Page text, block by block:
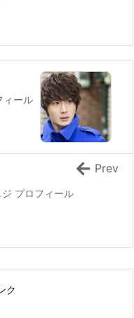
ィール
プロフィール
Prev
ク